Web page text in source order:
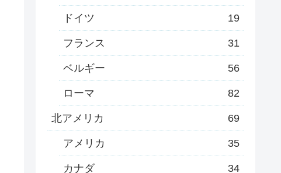
ドイツ 19
フランス 31
ベルギー 56
ローマ 82
北アメリカ 69
アメリカ 35
カナダ 34